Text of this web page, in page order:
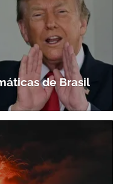
de Brasil